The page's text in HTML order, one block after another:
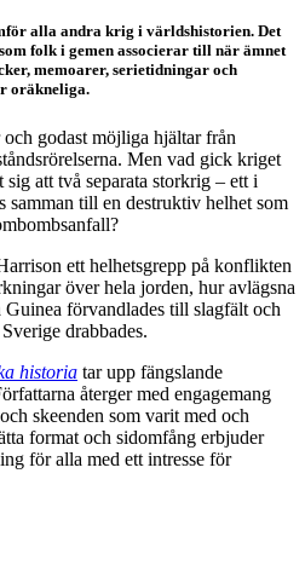
alla andra krig i världshistorien. Det
folk i gemen associerar till när ämnet
memoarer, serietidningar och
oräkneliga.
godast möjliga hjältar från
Men vad gick kriget
att två separata storkrig – ett i
samman till en destruktiv helhet som
ett helhetsgrepp på konflikten
över hela jorden, hur avlägsna
förvandlades till slagfält och
drabbades.
historia tar upp fängslande
återger med engagemang
skeenden som varit med och
format och sidomfång erbjuder
för alla med ett intresse för